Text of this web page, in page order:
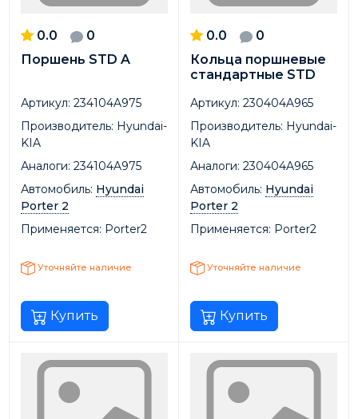
0.0
0
Поршень STD A
Артикул: 234104A975
Производитель: Hyundai-
KIA
Аналоги: 234104A975
Автомобиль: Hyundai
Porter 2
Применяется: Porter2
Уточняйте наличие
Купить
0.0
0
Кольца поршневые
стандартные STD
Артикул: 230404A965
Производитель: Hyundai-
KIA
Аналоги: 230404A965
Автомобиль: Hyundai
Porter 2
Применяется: Porter2
Уточняйте наличие
Купить